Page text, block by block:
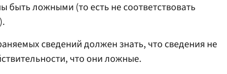
быть ложными (то есть не соответствовать
сведений должен знать, что сведения не
что они ложные.